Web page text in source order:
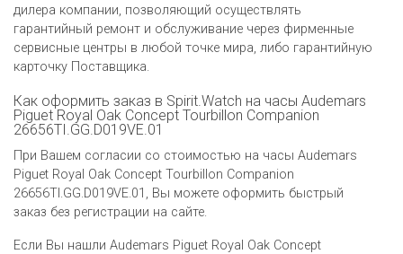
дилера компании, позволяющий осуществлять
гарантийный ремонт и обслуживание через фирменные
сервисные центры в любой точке мира, либо гарантийную
карточку Поставщика.
Как оформить заказ в Spirit.Watch на часы Audemars
Piguet Royal Oak Concept Tourbillon Companion
26656TI.GG.D019VE.01
При Вашем согласии со стоимостью на часы Audemars
Piguet Royal Oak Concept Tourbillon Companion
26656TI.GG.D019VE.01, Вы можете оформить быстрый
заказ без регистрации на сайте.
Если Вы нашли Audemars Piguet Royal Oak Concept